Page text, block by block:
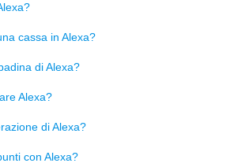
cassa in Alexa?
di Alexa?
Alexa?
di Alexa?
con Alexa?